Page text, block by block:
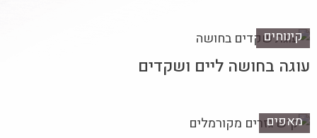
קינוחים
עוגה בחושה ליים ושקדים
מאפים